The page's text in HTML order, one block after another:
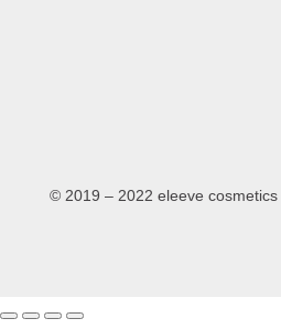
© 2019 – 2022 eleeve cosmetics